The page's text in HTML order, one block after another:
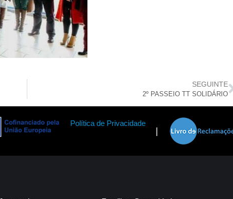
SEGUINTE
2º PASSEIO TT SOLIDÁRIO
Política de Privacidade
|